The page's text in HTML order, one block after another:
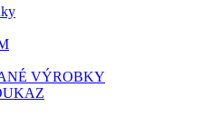
VÝROBKY